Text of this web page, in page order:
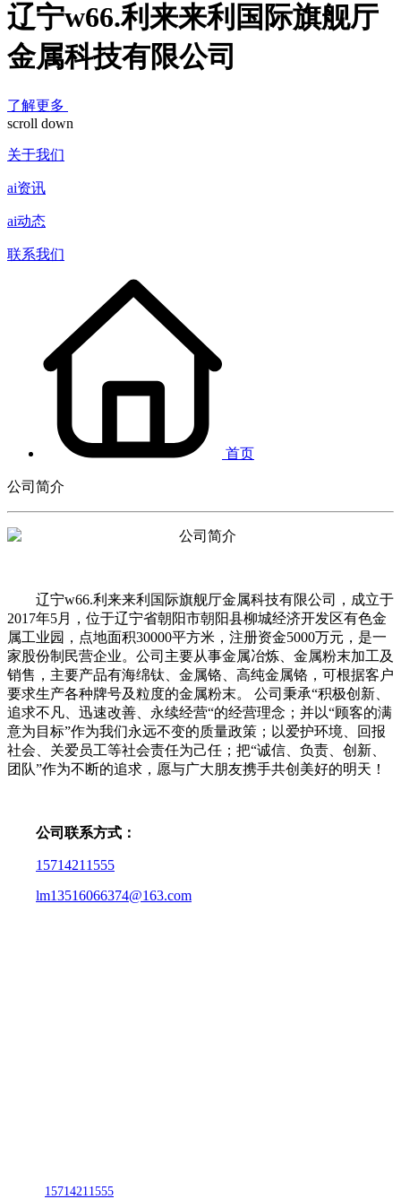
辽宁w66.利来来利国际旗舰厅
金属科技有限公司
了解更多
scroll down
关于我们
ai资讯
ai动态
联系我们
首页
公司简介
辽宁w66.利来来利国际旗舰厅金属科技有限公司，成立于
2017年5月，位于辽宁省朝阳市朝阳县柳城经济开发区有色金
属工业园，点地面积30000平方米，注册资金5000万元，是一
家股份制民营企业。公司主要从事金属冶炼、金属粉末加工及
销售，主要产品有海绵钛、金属铬、高纯金属铬，可根据客户
要求生产各种牌号及粒度的金属粉末。 公司秉承“积极创新、
追求不凡、迅速改善、永续经营“的经营理念；并以“顾客的满
意为目标”作为我们永远不变的质量政策；以爱护环境、回报
社会、关爱员工等社会责任为己任；把“诚信、负责、创新、
团队”作为不断的追求，愿与广大朋友携手共创美好的明天！
公司联系方式：
15714211555
lm13516066374@163.com
15714211555